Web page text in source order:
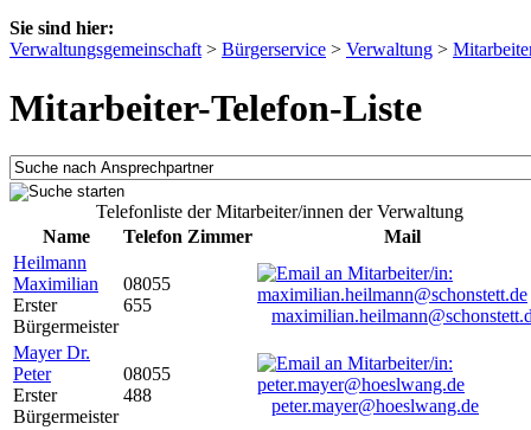
Sie sind hier:
Verwaltungsgemeinschaft > Bürgerservice > Verwaltung >
Mitarbeiter-Telefon-Liste
Telefonliste der Mitarbeiter/innen der Verwaltung
Name
Telefon Zimmer
Mail
Heilmann
Maximilian
Erster
Bürgermeister
08055
655
Mayer Dr.
Peter
Erster
Bürgermeister
08055
488
peter.mayer@hoeslwang.de